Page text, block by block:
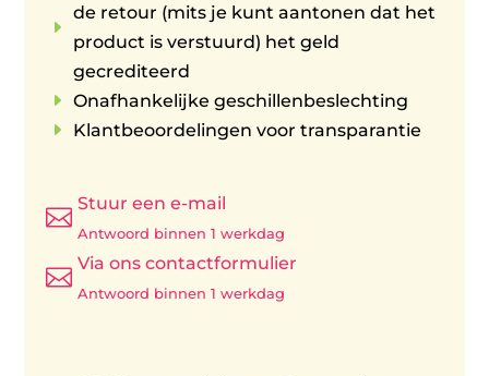
E
de retour (mits je kunt aantonen dat het
product is verstuurd) het geld
gecrediteerd
E Onafhankelijke geschillenbeslechting
E Klantbeoordelingen voor transparantie

Stuur een e-mail
Antwoord binnen 1 werkdag

Via ons contactformulier
Antwoord binnen 1 werkdag